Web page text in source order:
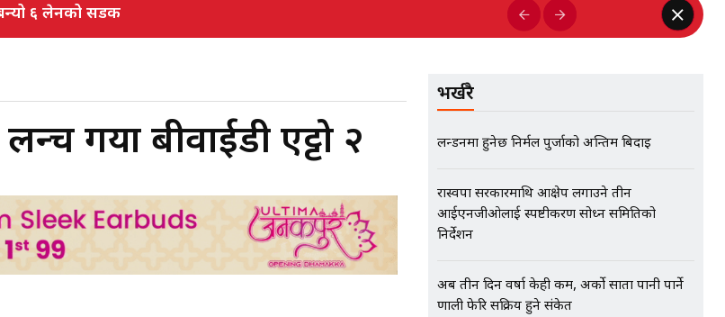
छन् एजेण्डाहरु
गर्यो बीवाईडी एट्टो २
भर्खरै
लन्डनमा हुनेछ निर्मल पुर्जाको अन्तिम बिदाइ
रास्वपा सरकारमाथि आक्षेप लगाउने तीन
आईएनजीओलाई स्पष्टीकरण सोध्न समितिको
निर्देशन
अब तीन दिन वर्षा केही कम, अर्को साता पानी पार्ने
प्रणाली फेरि सक्रिय हुने संकेत